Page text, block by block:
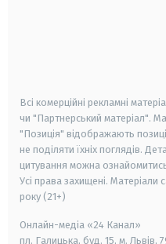
Всі комерційні рекламні
чи "Партнерський матеріал".
"Позиція" відображають
не поділяти їхніх поглядів.
цитування можна
Усі права захищені. Матеріали
року (21+)
Онлайн-медіа «24 Канал»
пл. Галицька, буд. 15, м. Львів,